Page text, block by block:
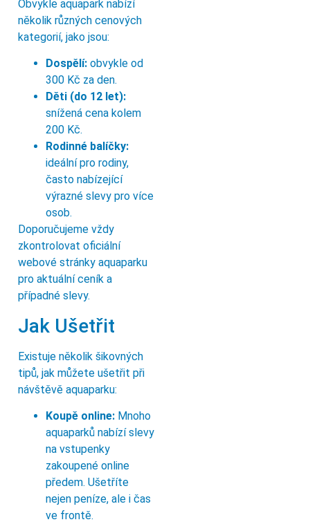
Obvykle aquapark nabízí
několik různých cenových
kategorií, jako jsou:
Dospělí: obvykle od
300 Kč za den.
Děti (do 12 let):
snížená cena kolem
200 Kč.
Rodinné balíčky:
ideální pro rodiny,
často nabízející
výrazné slevy pro více
osob.
Doporučujeme vždy
zkontrolovat oficiální
webové stránky aquaparku
pro aktuální ceník a
případné slevy.
Jak Ušetřit
Existuje několik šikovných
tipů, jak můžete ušetřit při
návštěvě aquaparku:
Koupě online: Mnoho
aquaparků nabízí slevy
na vstupenky
zakoupené online
předem. Ušetříte
nejen peníze, ale i čas
ve frontě.